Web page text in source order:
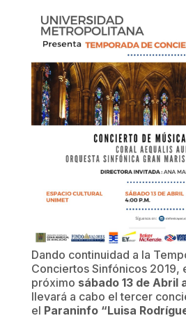
Dando continuidad a la
Conciertos Sinfónicos 2019,
próximo sábado 13 de Abril
llevará a cabo el tercer
el Paraninfo “Luisa